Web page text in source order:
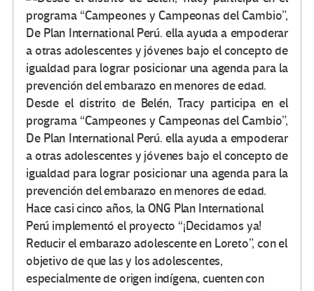
Desde el distrito de Belén, Tracy participa en el
programa “Campeones y Campeonas del Cambio”,
De Plan International Perú. ella ayuda a empoderar
a otras adolescentes y jóvenes bajo el concepto de
igualdad para lograr posicionar una agenda para la
prevención del embarazo en menores de edad.
Hace casi cinco años, la ONG Plan International
Perú implementó el proyecto “¡Decidamos ya!
Reducir el embarazo adolescente en Loreto”, con el
objetivo de que las y los adolescentes,
especialmente de origen indígena, cuenten con